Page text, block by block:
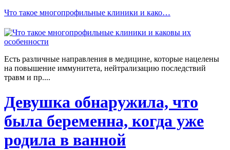
Что такое многопрофильные клиники и како…
Есть различные направления в медицине, которые нацелены
на повышение иммунитета, нейтрализацию последствий
травм и пр....
Девушка обнаружила, что
была беременна, когда уже
родила в ванной